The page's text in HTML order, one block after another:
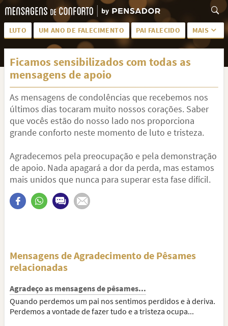
LUTO UM ANO DE FALECIMENTO PAI FALECIDO MAIS
LUTO PARA AMIGA PALAVRAS
SAUDADES DA MÃE
PÊSAMES PARA AMIGA DESCANSE EM PAZ
MEUS SENTIMENTOS PÊSAMES PARA AMIGO
FRASES DE LUTO PARA AMIGO FIM DE NAMORO
Ficamos sensibilizados com todas as
mensagens de apoio
As mensagens de condolências que recebemos nos
últimos dias tocaram muito nossos corações. Saber
que vocês estão do nosso lado nos proporciona
grande conforto neste momento de luto e tristeza.
Agradecemos pela preocupação e pela demonstração
de apoio. Nada apagará a dor da perda, mas estamos
mais unidos que nunca para superar esta fase difícil.
Mensagens de Agradecimento de Pêsames
relacionadas
Agradeço as mensagens de pêsames...
Quando perdemos um pai nos sentimos perdidos e à deriva.
Perdemos a vontade de fazer tudo e a tristeza ocupa...